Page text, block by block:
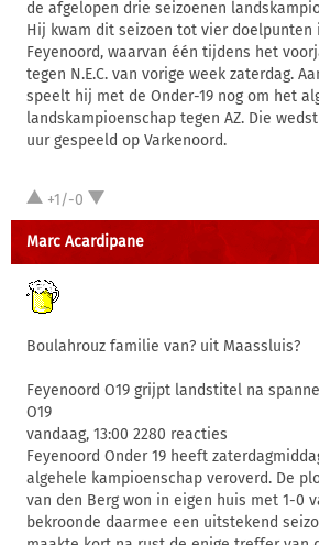
de afgelopen drie seizoenen
Hij kwam dit seizoen tot vier doelpunten
Feyenoord, waarvan één tijdens het
tegen N.E.C. van vorige week zaterdag.
speelt hij met de Onder-19 nog om het
landskampioenschap tegen AZ. Die
uur gespeeld op Varkenoord.
+1/-0
Marc Acardipane
Boulahrouz familie van? uit Maassluis?
Feyenoord O19 grijpt landstitel na
O19
vandaag, 13:00 2280 reacties
Feyenoord Onder 19 heeft
algehele kampioenschap veroverd. De
van den Berg won in eigen huis met 1-0
bekroonde daarmee een uitstekend